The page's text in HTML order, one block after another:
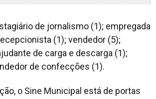
de jornalismo (1); empregada
(1); vendedor (5);
de carga e descarga (1);
de confecções (1).
o Sine Municipal está de portas